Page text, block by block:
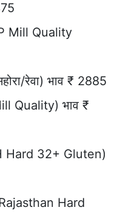
Mill Quality
रेवा) भाव ₹ 2885
Quality) भाव ₹
Hard 32+ Gluten)
Hard